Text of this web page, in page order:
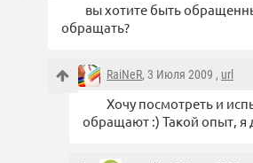
вы хотите быть
обращать?
RaiNeR, 3 Июля 2009 , url
Хочу посмотреть и
обращают :) Такой опыт, я